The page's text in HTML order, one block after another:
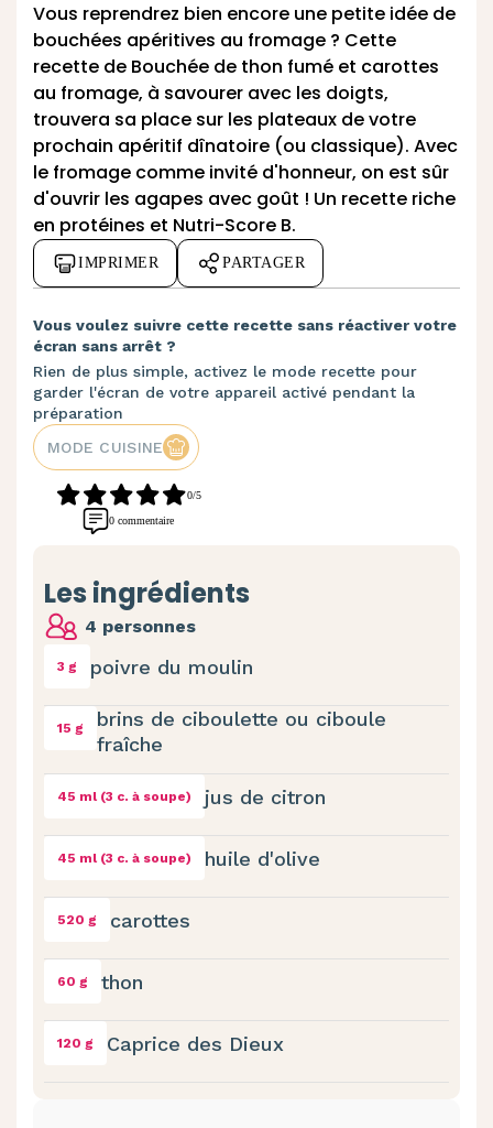
Vous reprendrez bien encore une petite idée de
bouchées apéritives au fromage ? Cette
recette de Bouchée de thon fumé et carottes
au fromage, à savourer avec les doigts,
trouvera sa place sur les plateaux de votre
prochain apéritif dînatoire (ou classique). Avec
le fromage comme invité d'honneur, on est sûr
d'ouvrir les agapes avec goût ! Un recette riche
en protéines et Nutri-Score B.
IMPRIMER PARTAGER
Vous voulez suivre cette recette sans réactiver votre
écran sans arrêt ?
Rien de plus simple, activez le mode recette pour
garder l'écran de votre appareil activé pendant la
préparation
MODE CUISINE
0/5
0 commentaire
Les ingrédients
4 personnes
3 g poivre du moulin
15 g
brins de ciboulette ou ciboule
fraîche
45 ml (3 c. à soupe) jus de citron
45 ml (3 c. à soupe) huile d'olive
520 g carottes
60 g thon
120 g Caprice des Dieux